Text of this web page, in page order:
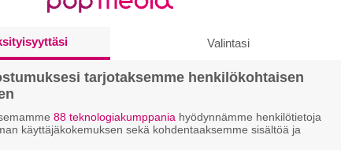
International Zodiac Job
hienosäätöjä alkuperäiseen
muodossa.
joka on
3
Ghost
Soldier
Valintasi
tarjotaksemme henkilökohtaisen
88 teknologiakumppania hyödynnämme henkilötietoja
käyttäjäkokemuksen sekä kohdentaaksemme sisältöä ja